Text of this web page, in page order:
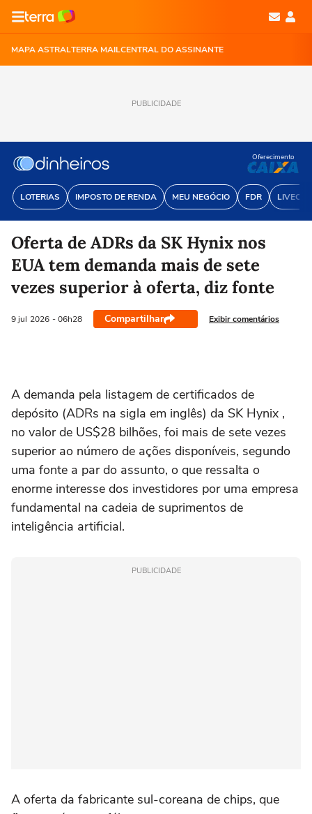
MAPA ASTRALTERRA MAILCENTRAL DO ASSINANTE
PUBLICIDADE
LOTERIAS IMPOSTO DE RENDA MEU NEGÓCIO FDR
Oferecimento
Oferta de ADRs da SK Hynix nos
EUA tem demanda mais de sete
vezes superior à oferta, diz fonte
9 jul 2026 - 06h28 Compartilhar Exibir comentários
A demanda pela listagem de certificados de
depósito (ADRs na ‌sigla em inglês) da SK Hynix ,
no valor de US$28 bilhões, foi mais de sete vezes
superior ao número de ações disponíveis, segundo
uma fonte a par do assunto, o que ressalta o
enorme interesse dos investidores por uma empresa
fundamental na cadeia de suprimentos de
inteligência artificial.
PUBLICIDADE
A oferta da fabricante sul-coreana de chips, que